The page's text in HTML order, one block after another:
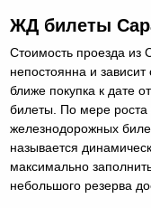
ЖД билеты
Стоимость проезда из
непостоянна и
ближе покупка к дате
билеты. По мере роста
железнодорожных
называется
максимально
небольшого резерва